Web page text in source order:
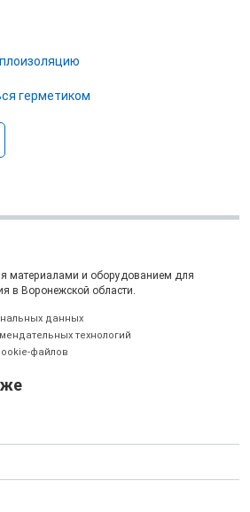
герметиком
материалами и оборудованием для
в Воронежской области.
данных
технологий
файлов